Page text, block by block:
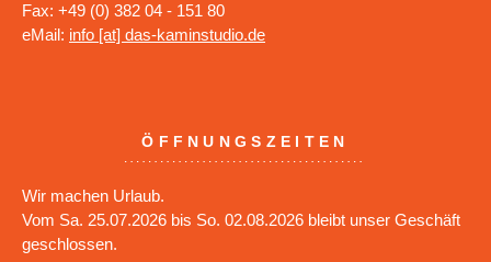
Fax: +49 (0) 382 04 - 151 80
eMail: info [at] das-kaminstudio.de
ÖFFNUNGSZEITEN
Wir machen Urlaub.
Vom Sa. 25.07.2026 bis So. 02.08.2026 bleibt unser Geschäft
geschlossen.